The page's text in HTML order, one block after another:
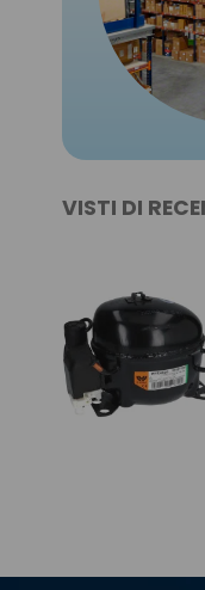
VISTI DI